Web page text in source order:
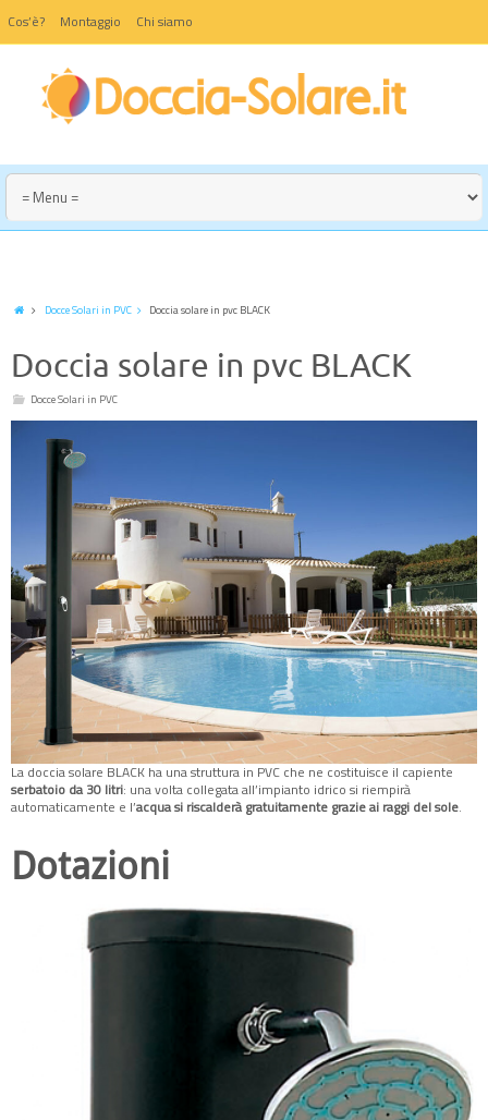
Cos’è? Montaggio Chi siamo
Docce Solari in PVC Doccia solare in pvc BLACK
Doccia solare in pvc BLACK
Docce Solari in PVC
La doccia solare BLACK ha una struttura in PVC che ne costituisce il capiente
serbatoio da 30 litri: una volta collegata all’impianto idrico si riempirà
automaticamente e l’acqua si riscalderà gratuitamente grazie ai raggi del sole.
Dotazioni